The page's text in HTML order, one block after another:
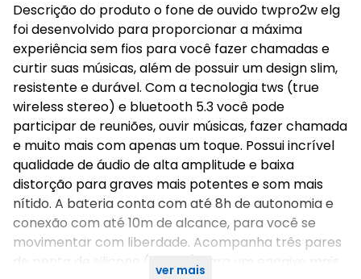
Descrição do produto o fone de ouvido twpro2w elg
foi desenvolvido para proporcionar a máxima
experiência sem fios para você fazer chamadas e
curtir suas músicas, além de possuir um design slim,
resistente e durável. Com a tecnologia tws (true
wireless stereo) e bluetooth 5.3 você pode
participar de reuniões, ouvir músicas, fazer chamada
e muito mais com apenas um toque. Possui incrível
qualidade de áudio de alta amplitude e baixa
distorção para graves mais potentes e som mais
nítido. A bateria conta com até 8h de autonomia e
conexão com até 10m de alcance, para você se
movimentar com liberdade. Acompanha três pares
de ponta de silicone (p, m, g) para um encaixe mais
ver mais